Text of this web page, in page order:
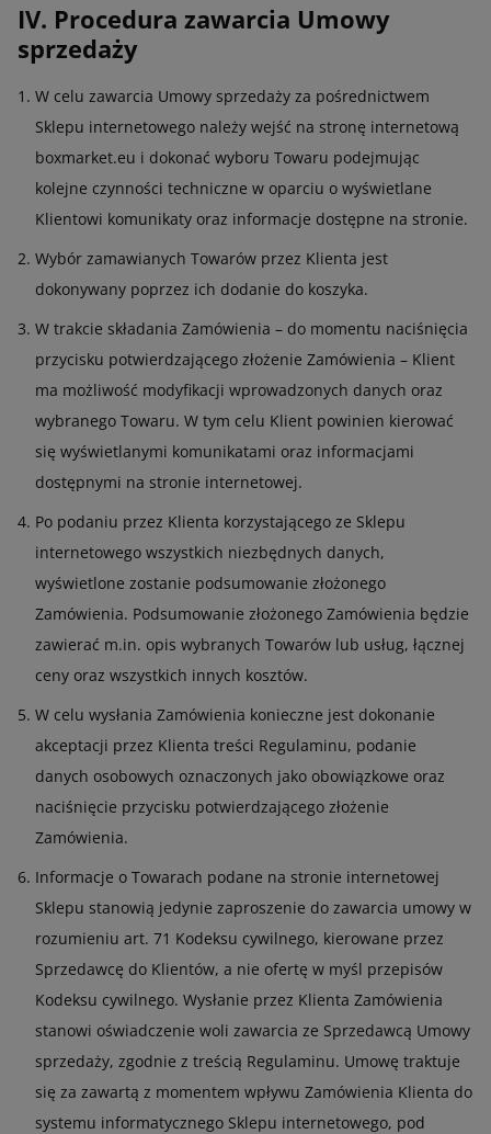
IV. Procedura zawarcia Umowy
sprzedaży
W celu zawarcia Umowy sprzedaży za pośrednictwem
Sklepu internetowego należy wejść na stronę internetową
boxmarket.eu i dokonać wyboru Towaru podejmując
kolejne czynności techniczne w oparciu o wyświetlane
Klientowi komunikaty oraz informacje dostępne na stronie.
Wybór zamawianych Towarów przez Klienta jest
dokonywany poprzez ich dodanie do koszyka.
W trakcie składania Zamówienia – do momentu naciśnięcia
przycisku potwierdzającego złożenie Zamówienia – Klient
ma możliwość modyfikacji wprowadzonych danych oraz
wybranego Towaru. W tym celu Klient powinien kierować
się wyświetlanymi komunikatami oraz informacjami
dostępnymi na stronie internetowej.
Po podaniu przez Klienta korzystającego ze Sklepu
internetowego wszystkich niezbędnych danych,
wyświetlone zostanie podsumowanie złożonego
Zamówienia. Podsumowanie złożonego Zamówienia będzie
zawierać m.in. opis wybranych Towarów lub usług, łącznej
ceny oraz wszystkich innych kosztów.
W celu wysłania Zamówienia konieczne jest dokonanie
akceptacji przez Klienta treści Regulaminu, podanie
danych osobowych oznaczonych jako obowiązkowe oraz
naciśnięcie przycisku potwierdzającego złożenie
Zamówienia.
Informacje o Towarach podane na stronie internetowej
Sklepu stanowią jedynie zaproszenie do zawarcia umowy w
rozumieniu art. 71 Kodeksu cywilnego, kierowane przez
Sprzedawcę do Klientów, a nie ofertę w myśl przepisów
Kodeksu cywilnego. Wysłanie przez Klienta Zamówienia
stanowi oświadczenie woli zawarcia ze Sprzedawcą Umowy
sprzedaży, zgodnie z treścią Regulaminu. Umowę traktuje
się za zawartą z momentem wpływu Zamówienia Klienta do
systemu informatycznego Sklepu internetowego, pod